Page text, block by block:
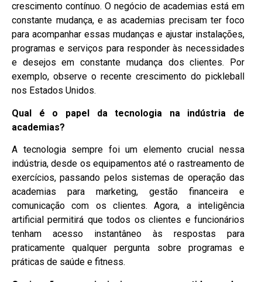
crescimento contínuo. O negócio de academias está em
constante mudança, e as academias precisam ter foco
para acompanhar essas mudanças e ajustar instalações,
programas e serviços para responder às necessidades
e desejos em constante mudança dos clientes. Por
exemplo, observe o recente crescimento do pickleball
nos Estados Unidos.
Qual é o papel da tecnologia na indústria de
academias?
A tecnologia sempre foi um elemento crucial nessa
indústria, desde os equipamentos até o rastreamento de
exercícios, passando pelos sistemas de operação das
academias para marketing, gestão financeira e
comunicação com os clientes. Agora, a inteligência
artificial permitirá que todos os clientes e funcionários
tenham acesso instantâneo às respostas para
praticamente qualquer pergunta sobre programas e
práticas de saúde e fitness.